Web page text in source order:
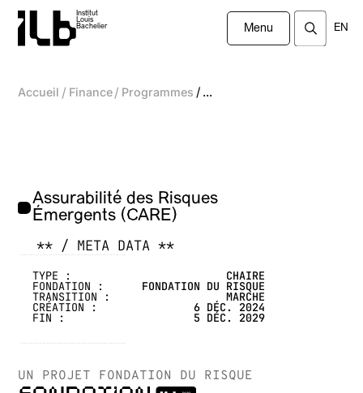
Institut
Louis
Bachelier
Menu EN
Accueil / Finance/ Programmes / ...
Assurabilité des Risques
Émergents (CARE)
** / META DATA **
-------------------------------------------------
TYPE : CHAIRE
FONDATION : FONDATION DU RISQUE
TRANSITION : MARCHÉ
CRÉATION : 6 DÉC. 2024
FIN : 5 DÉC. 2029
-------------------------------------------------
UN PROJET FONDATION DU RISQUE